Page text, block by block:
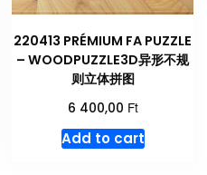
220413 PRÉMIUM FA PUZZLE
– WOODPUZZLE3D异形不规
则立体拼图
6 400,00 Ft
Add to cart